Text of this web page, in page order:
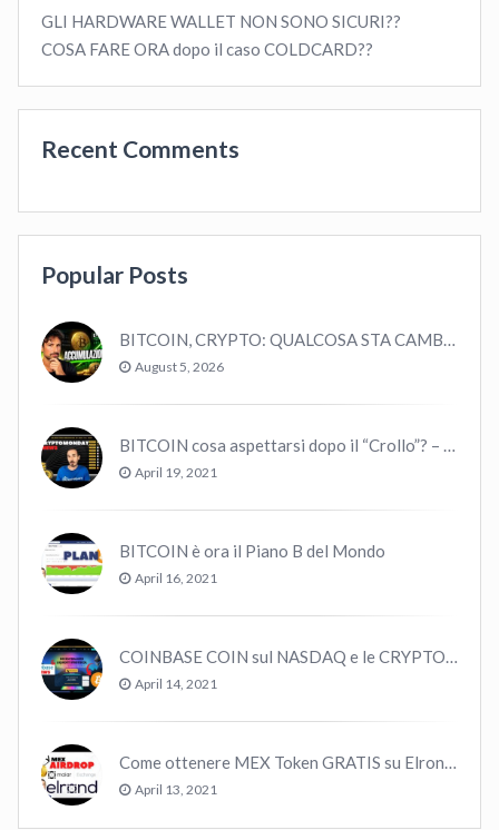
GLI HARDWARE WALLET NON SONO SICURI??
COSA FARE ORA dopo il caso COLDCARD??
Recent Comments
Popular Posts
BITCOIN, CRYPTO: QUALCOSA STA CAMBIANDO? (ASCOLTA…)
August 5, 2026
BITCOIN cosa aspettarsi dopo il “Crollo”? – CryptoMonday NEWS w16/’21
April 19, 2021
BITCOIN è ora il Piano B del Mondo
April 16, 2021
COINBASE COIN sul NASDAQ e le CRYPTO volano!
April 14, 2021
Come ottenere MEX Token GRATIS su Elrond ?
April 13, 2021